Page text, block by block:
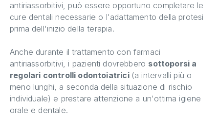
antiriassorbitivi, può essere opportuno completare le
cure dentali necessarie o l'adattamento della protesi
prima dell'inizio della terapia.
Anche durante il trattamento con farmaci
antiriassorbitivi, i pazienti dovrebbero sottoporsi a
regolari controlli odontoiatrici (a intervalli più o
meno lunghi, a seconda della situazione di rischio
individuale) e prestare attenzione a un'ottima igiene
orale e dentale.